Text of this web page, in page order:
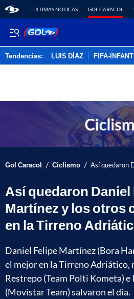
ÚLTIMAS NOTICAS GOL CARACOL
Tendencias: LUIS DÍAZ FIFA-
Gol Caracol / Ciclismo / Así quedaron
Así quedaron Daniel
Martínez y los otros
en la Tirreno
Daniel Felipe Martínez (Bora
el mejor en la Tirreno Adriático,
Restrepo (Team Polti Kometa) e
(Movistar Team) salvaron el día.